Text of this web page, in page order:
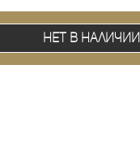
Нет в наличии